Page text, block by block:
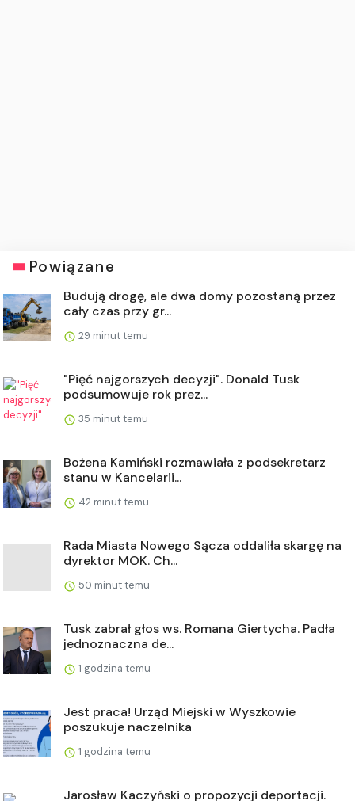
Powiązane
Budują drogę, ale dwa domy pozostaną przez
cały czas przy gr...
29 minut temu
"Pięć najgorszych decyzji". Donald Tusk
podsumowuje rok prez...
35 minut temu
Bożena Kamiński rozmawiała z podsekretarz
stanu w Kancelarii...
42 minut temu
Rada Miasta Nowego Sącza oddaliła skargę na
dyrektor MOK. Ch...
50 minut temu
Tusk zabrał głos ws. Romana Giertycha. Padła
jednoznaczna de...
1 godzina temu
Jest praca! Urząd Miejski w Wyszkowie
poszukuje naczelnika
1 godzina temu
Jarosław Kaczyński o propozycji deportacji.